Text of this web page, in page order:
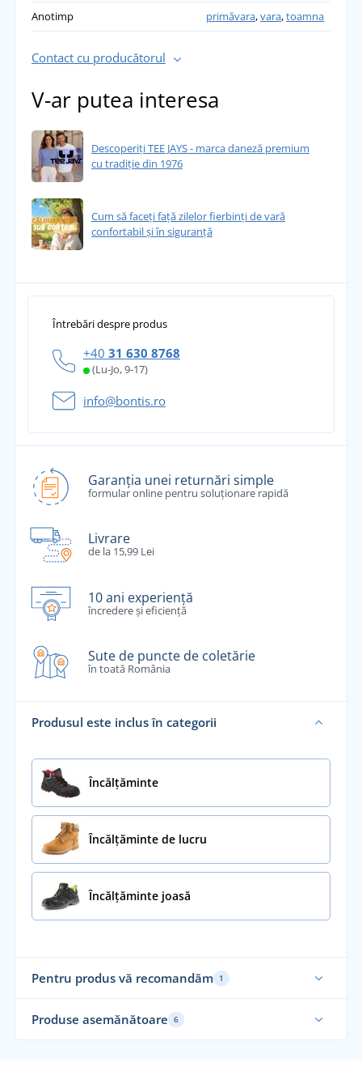
Anotimp primăvara,vara,toamna
Contact cu producătorul
V-ar putea interesa
Descoperiți TEE JAYS - marca daneză premium
cu tradiție din 1976
Cum să faceți față zilelor fierbinți de vară
confortabil și în siguranță
Întrebări despre produs
+40 31 630 8768
(Lu-Jo, 9-17)
info@bontis.ro
Garanția unei returnări simple
formular online pentru soluționare rapidă
Livrare
de la 15,99 Lei
10 ani experiență
încredere și eficiență
Sute de puncte de coletărie
în toată România
Produsul este inclus în categorii
Încălţăminte
Încălțăminte de lucru
Încălțăminte joasă
Pentru produs vă recomandăm 1
Produse asemănătoare 6